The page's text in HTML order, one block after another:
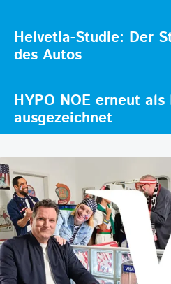
Helvetia-Studie: Der
des Autos
HYPO NOE erneut
ausgezeichnet